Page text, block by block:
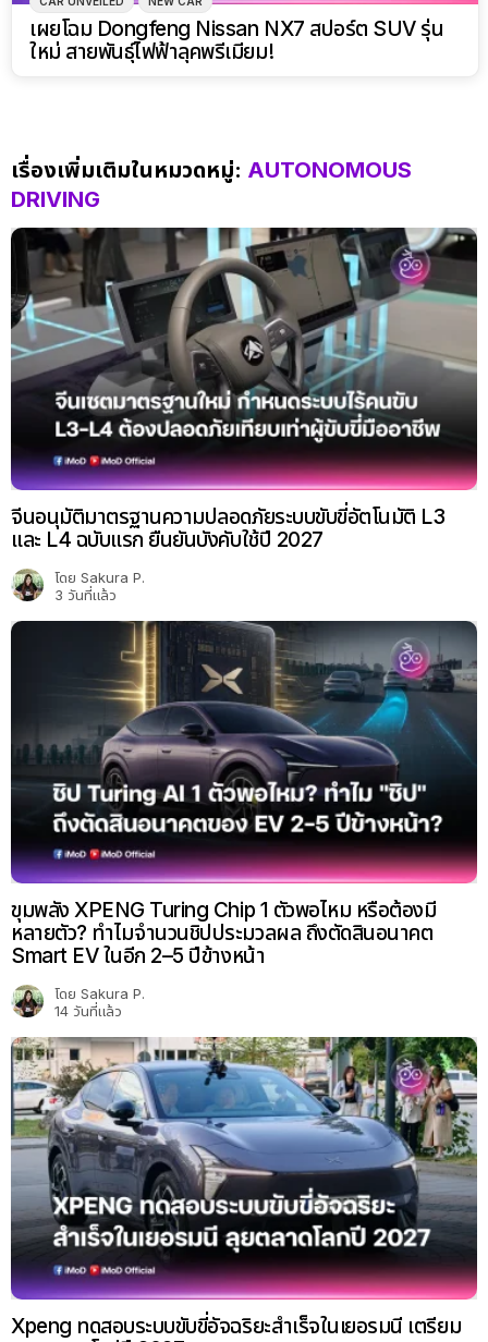
เรื่องเพิ่มเติมในหมวดหมู่:
AUTONOMOUS
DRIVING
จีนอนุมัติมาตรฐานความปลอดภัยระบบขับขี่อัตโนมัติ L3
และ L4 ฉบับแรก ยืนยันบังคับใช้ปี 2027
โดย
Sakura P.
3 วันที่แล้ว
ขุมพลัง XPENG Turing Chip 1 ตัวพอไหม หรือต้องมี
หลายตัว? ทำไมจำนวนชิปประมวลผล ถึงตัดสินอนาคต
Smart EV ในอีก 2–5 ปีข้างหน้า
โดย Sakura P.
14 วันที่แล้ว
Xpeng ทดสอบระบบขับขี่อัจฉริยะสำเร็จในเยอรมนี เตรียม
บุกตลาดยุโรปปี 2027
โดย Sakura P.
23 วันที่แล้ว